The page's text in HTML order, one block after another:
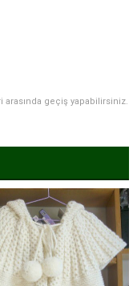
arasında geçiş yapabilirsiniz.